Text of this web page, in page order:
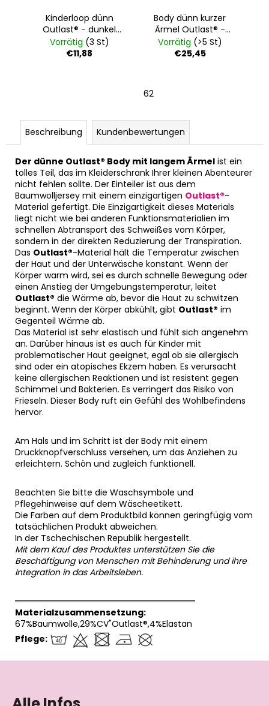
Kinderloop dünn
Outlast® - dunkel
flechtig
Vorrätig (3 St)
€11,88
Body dünn kurzer
Ärmel Outlast® -
dunkelflechtig
Vorrätig (>5 St)
€25,45
62
Beschreibung Kundenbewertungen
Der dünne Outlast® Body mit langem Ärmel ist ein
tolles Teil, das im Kleiderschrank Ihrer kleinen Abenteurer
nicht fehlen sollte. Der Einteiler ist aus dem
Baumwolljersey mit einem einzigartigen Outlast®-
Material gefertigt. Die Einzigartigkeit dieses Materials
liegt nicht wie bei anderen Funktionsmaterialien im
schnellen Abtransport des Schweißes vom Körper,
sondern in der direkten Reduzierung der Transpiration.
Das Outlast®-Material hält die Temperatur zwischen
der Haut und der Unterwäsche konstant. Wenn der
Körper warm wird, sei es durch schnelle Bewegung oder
einen Anstieg der Umgebungstemperatur, leitet
Outlast® die Wärme ab, bevor die Haut zu schwitzen
beginnt. Wenn der Körper abkühlt, gibt Outlast® im
Gegenteil Wärme ab.
Das Material ist sehr elastisch und fühlt sich angenehm
an. Darüber hinaus ist es auch für Kinder mit
problematischer Haut geeignet, egal ob sie allergisch
sind oder ein atopisches Ekzem haben. Es verursacht
keine allergischen Reaktionen und ist resistent gegen
Schimmel und Bakterien. Es verringert das Risiko von
Frieseln. Dieser Body ruft ein Gefühl des Wohlbefindens
hervor.
Am Hals und im Schritt ist der Body mit einem
Druckknopfverschluss versehen, um das Anziehen zu
erleichtern. Schön und zugleich funktionell.
Beachten Sie bitte die Waschsymbole und
Pflegehinweise auf dem Wäscheetikett.
Die Farben auf dem Produktbild können geringfügig vom
tatsächlichen Produkt abweichen.
In der Tschechischen Republik hergestellt.
Mit dem Kauf des Produktes unterstützen Sie die
Beschäftigung von Menschen mit Behinderung und ihre
Integration in das Arbeitsleben.
══════════════════════════════
Materialzusammensetzung:
67%Baumwolle,29%CV"Outlast®,4%Elastan
Pflege:
F